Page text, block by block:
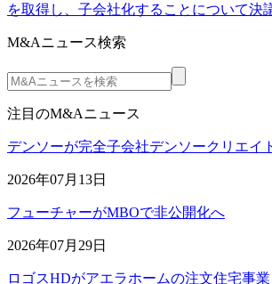
を取得し、子会社化することについて決
M&Aニュース検索
注目のM&Aニュース
デンソーが完全子会社デンソークリエイ
2026年07月13日
フューチャーがMBOで非公開化へ
2026年07月29日
ロゴスHDがアエラホームの注文住宅事